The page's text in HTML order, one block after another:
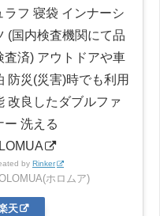
ラフ 寝袋 インナーシ
(国内検査機関にて品
査済) アウトドアや車
防災(災害)時でも利用
改良したダブルファ
ー 洗える
by Rinker
ホロムア)
天